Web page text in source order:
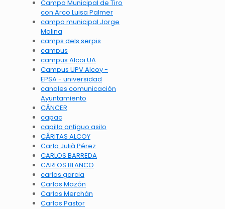
Campo Municipal de Tiro
con Arco Luisa Palmer
campo municipal Jorge
Molina
camps dels serpis
campus
campus Alcoi UA
Campus UPV Alcoy -
EPSA - universidad
canales comunicación
Ayuntamiento
CÁNCER
capac
capilla antiguo asilo
CÁRITAS ALCOY
Carla Julià Pérez
CARLOS BARREDA
CARLOS BLANCO
carlos garcia
Carlos Mazón
Carlos Merchán
Carlos Pastor